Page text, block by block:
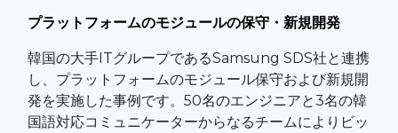
プラットフォームのモジュールの保守・新規開発
韓国の大手ITグループであるSamsung SDS社と連携
し、プラットフォームのモジュール保守および新規開
発を実施した事例です。50名のエンジニアと3名の韓
国語対応コミュニケーターからなるチームによりビッ